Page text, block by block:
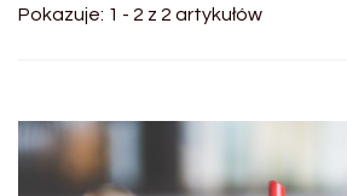
Pokazuje: 1 - 2 z 2 artykułów